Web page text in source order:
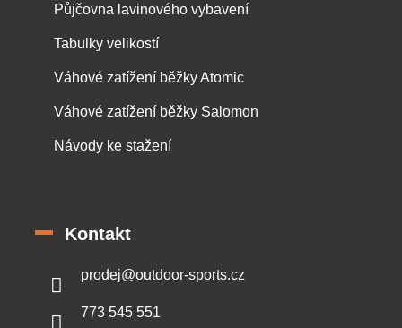
Půjčovna lavinového vybavení
Tabulky velikostí
Váhové zatížení běžky Atomic
Váhové zatížení běžky Salomon
Návody ke stažení
Kontakt
prodej@outdoor-sports.cz
773 545 551